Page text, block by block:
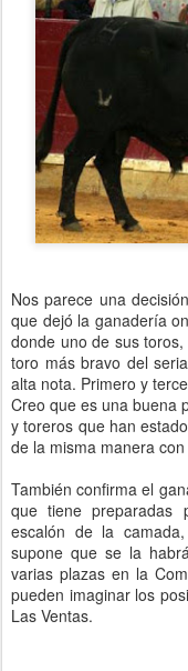
Nos parece una
que dejó la ganadería
donde uno de sus toros,
toro más bravo del
alta nota. Primero y
Creo que es una buena
y toreros que han
de la misma manera con
También confirma el
que tiene
escalón de la camada,
supone que se la
varias plazas en la
pueden imaginar los
Las Ventas.